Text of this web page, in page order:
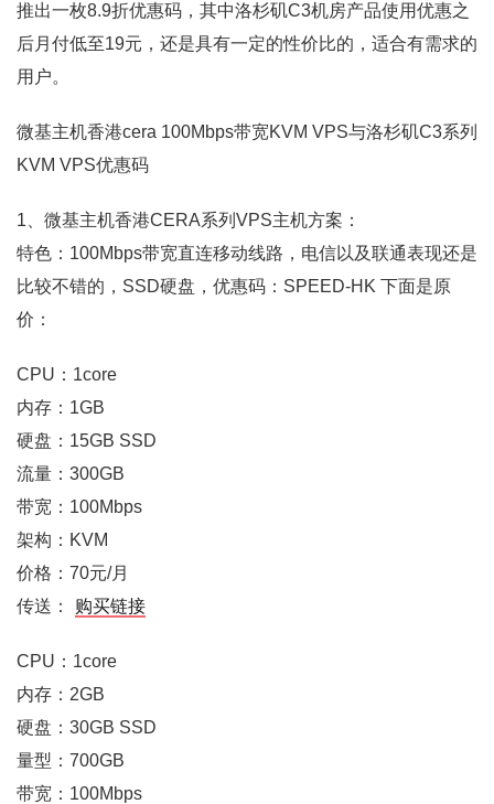
推出一枚8.9折优惠码，其中洛杉矶C3机房产品使用优惠之
后月付低至19元，还是具有一定的性价比的，适合有需求的
用户。
微基主机香港cera 100Mbps带宽KVM VPS与洛杉矶C3系列
KVM VPS优惠码
1、微基主机香港CERA系列VPS主机方案：
特色：100Mbps带宽直连移动线路，电信以及联通表现还是
比较不错的，SSD硬盘，优惠码：SPEED-HK 下面是原
价：
CPU：1core
内存：1GB
硬盘：15GB SSD
流量：300GB
带宽：100Mbps
架构：KVM
价格：70元/月
传送：
购买链接
CPU：1core
内存：2GB
硬盘：30GB SSD
量型：700GB
带宽：100Mbps